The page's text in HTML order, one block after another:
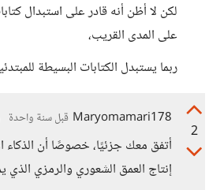
لكن لا أظن أنه قادر على استبدال
على المدى القريب،
ربما يستبدل الكتابات البسيطة
2
Maryomamari178 قبل سنة واحدة
أتفق معك جزئيًا، خصوصًا أن الذكاء
إنتاج العمق الشعوري والرمزي الذي